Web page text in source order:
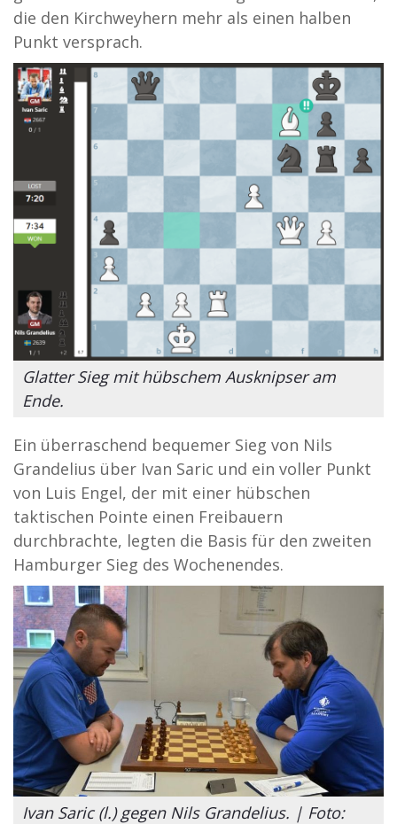
die den Kirchweyhern mehr als einen halben
Punkt versprach.
Glatter Sieg mit hübschem Ausknipser am
Ende.
Ein überraschend bequemer Sieg von Nils
Grandelius über Ivan Saric und ein voller Punkt
von Luis Engel, der mit einer hübschen
taktischen Pointe einen Freibauern
durchbrachte, legten die Basis für den zweiten
Hamburger Sieg des Wochenendes.
Ivan Saric (l.) gegen Nils Grandelius. | Foto: